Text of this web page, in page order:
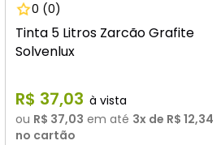
0 (0)
Tinta 5 Litros Zarcão Grafite
Solvenlux
R$ 37,03
ou R$ 37,03 em até 3x de R$ 12,34
no cartão